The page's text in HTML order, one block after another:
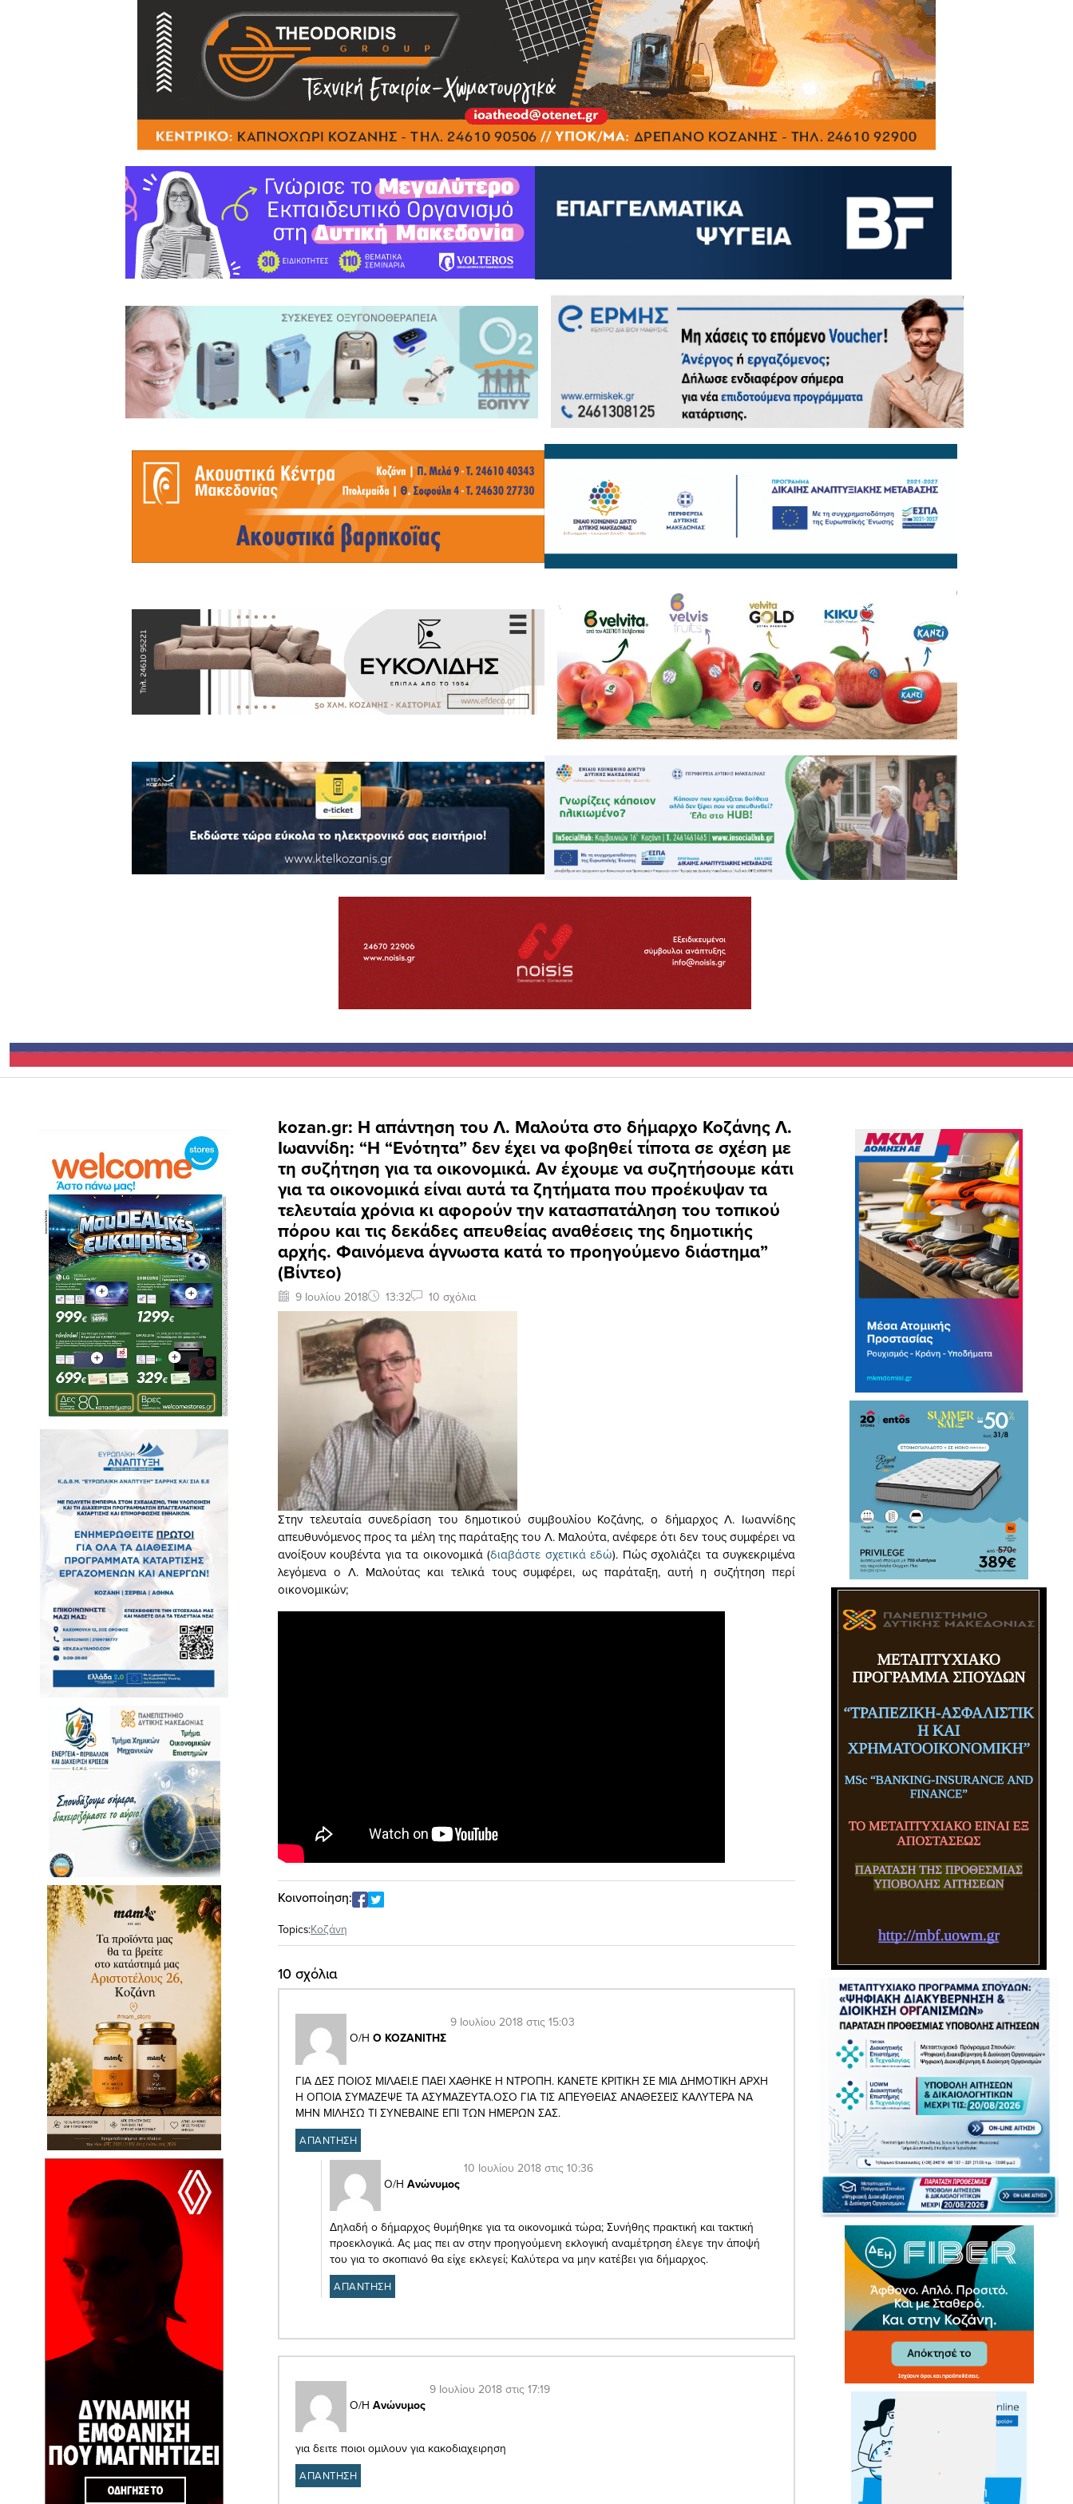
kozan.gr: Η απάντηση του Λ. Μαλούτα στο δήμαρχο Κοζάνης Λ.
Ιωαννίδη: “Η “Ενότητα” δεν έχει να φοβηθεί τίποτα σε σχέση με
τη συζήτηση για τα οικονομικά. Aν έχουμε να συζητήσουμε κάτι
για τα οικονομικά είναι αυτά τα ζητήματα που προέκυψαν τα
τελευταία χρόνια κι αφορούν την κατασπατάληση του τοπικού
πόρου και τις δεκάδες απευθείας αναθέσεις της δημοτικής
αρχής. Φαινόμενα άγνωστα κατά το προηγούμενο διάστημα”
(Βίντεο)
9 Ιουλίου 2018 13:32 10 σχόλια
Στην τελευταία συνεδρίαση του δημοτικού συμβουλίου Κοζάνης, ο δήμαρχος Λ. Ιωαννίδης
απευθυνόμενος προς τα μέλη της παράταξης του Λ. Μαλούτα, ανέφερε ότι δεν τους συμφέρει να
ανοίξουν κουβέντα για τα οικονομικά (διαβάστε σχετικά εδώ). Πώς σχολιάζει τα συγκεκριμένα
λεγόμενα ο Λ. Μαλούτας και τελικά τους συμφέρει, ως παράταξη, αυτή η συζήτηση περί
οικονομικών;
Κοινοποίηση:
Topics:Κοζάνη
10 σχόλια
Ο/Η Ο ΚΟΖΑΝΙΤΗΣ
9 Ιουλίου 2018 στις 15:03
ΓΙΑ ΔΕΣ ΠΟΙΟΣ ΜΙΛΑΕΙ.Ε ΠΑΕΙ ΧΑΘΗΚΕ Η ΝΤΡΟΠΗ. ΚΑΝΕΤΕ ΚΡΙΤΙΚΗ ΣΕ ΜΙΑ ΔΗΜΟΤΙΚΗ ΑΡΧΗ
Η ΟΠΟΙΑ ΣΥΜΑΖΕΨΕ ΤΑ ΑΣΥΜΑΖΕΥΤΑ.ΟΣΟ ΓΙΑ ΤΙΣ ΑΠΕΥΘΕΙΑΣ ΑΝΑΘΕΣΕΙΣ ΚΑΛΥΤΕΡΑ ΝΑ
ΜΗΝ ΜΙΛΗΣΩ ΤΙ ΣΥΝΕΒΑΙΝΕ ΕΠΙ ΤΩΝ ΗΜΕΡΩΝ ΣΑΣ.
ΑΠΑΝΤΗΣΗ
Ο/Η Ανώνυμος
10 Ιουλίου 2018 στις 10:36
Δηλαδή ο δήμαρχος θυμήθηκε για τα οικονομικά τώρα; Συνήθης πρακτική και τακτική
προεκλογικά. Ας μας πει αν στην προηγούμενη εκλογική αναμέτρηση έλεγε την άποψή
του για το σκοπιανό θα είχε εκλεγεί; Καλύτερα να μην κατέβει για δήμαρχος.
ΑΠΑΝΤΗΣΗ
Ο/Η Ανώνυμος
9 Ιουλίου 2018 στις 17:19
για δειτε ποιοι ομιλουν για κακοδιαχειρηση
ΑΠΑΝΤΗΣΗ